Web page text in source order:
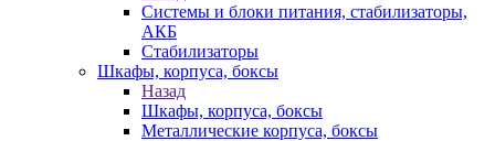
Системы и блоки питания, стабилизаторы,
АКБ
Стабилизаторы
Шкафы, корпуса, боксы
Назад
Шкафы, корпуса, боксы
Металлические корпуса, боксы